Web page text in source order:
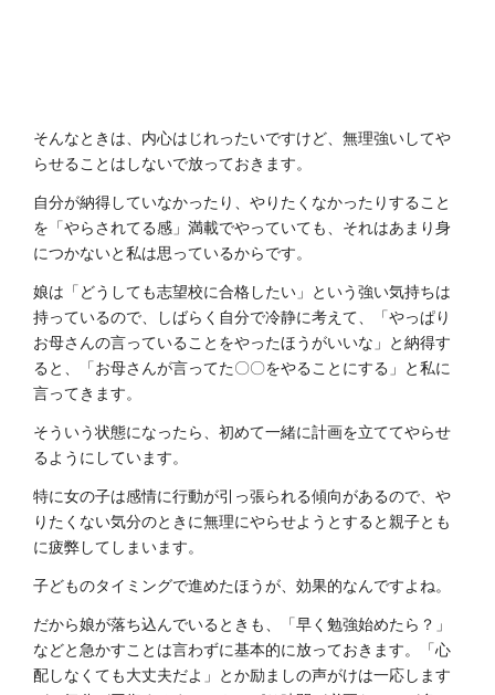
そんなときは、内心はじれったいですけど、無理強いしてや
らせることはしないで放っておきます。
自分が納得していなかったり、やりたくなかったりすること
を「やらされてる感」満載でやっていても、それはあまり身
につかないと私は思っているからです。
娘は「どうしても志望校に合格したい」という強い気持ちは
持っているので、しばらく自分で冷静に考えて、「やっぱり
お母さんの言っていることをやったほうがいいな」と納得す
ると、「お母さんが言ってた〇〇をやることにする」と私に
言ってきます。
そういう状態になったら、初めて一緒に計画を立ててやらせ
るようにしています。
特に女の子は感情に行動が引っ張られる傾向があるので、や
りたくない気分のときに無理にやらせようとすると親子とも
に疲弊してしまいます。
子どものタイミングで進めたほうが、効果的なんですよね。
だから娘が落ち込んでいるときも、「早く勉強始めたら？」
などと急かすことは言わずに基本的に放っておきます。「心
配しなくても大丈夫だよ」とか励ましの声がけは一応します